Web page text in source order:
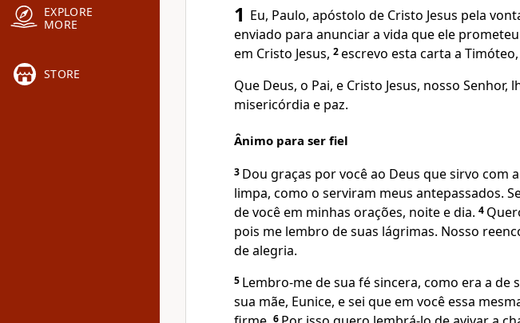
EXPLORE
MORE
STORE
1 Eu, Paulo, apóstolo de Cristo Jesus pela
enviado para anunciar a vida que ele
em Cristo Jesus, 2escrevo esta carta a
Que Deus, o Pai, e Cristo Jesus, nosso Senhor,
misericórdia e paz.
Ânimo para ser fiel
3 Dou graças por você ao Deus que sirvo com
limpa, como o serviram meus antepassados.
de você em minhas orações, noite e dia. 4
pois me lembro de suas lágrimas. Nosso
de alegria.
5 Lembro-me de sua fé sincera, como era a de
sua mãe, Eunice, e sei que em você essa
6